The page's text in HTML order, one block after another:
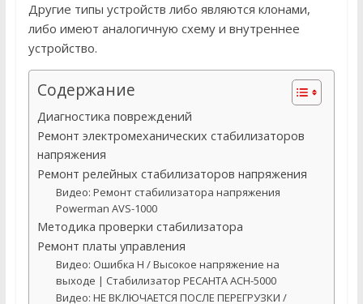
Другие типы устройств либо являются клонами,
либо имеют аналогичную схему и внутреннее
устройство.
Содержание
Диагностика повреждений
Ремонт электромеханических стабилизаторов
напряжения
Ремонт релейных стабилизаторов напряжения
Видео: Ремонт стабилизатора напряжения
Powerman AVS-1000
Методика проверки стабилизатора
Ремонт платы управления
Видео: Ошибка H / Высокое напряжение на
выходе | Стабилизатор РЕСАНТА АСН-5000
Видео: НЕ ВКЛЮЧАЕТСЯ ПОСЛЕ ПЕРЕГРУЗКИ /